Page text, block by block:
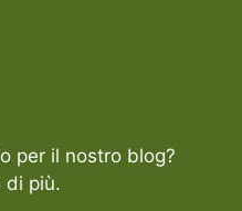
per il nostro blog?
di più.